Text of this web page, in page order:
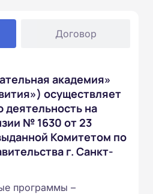
Договор
академия»
осуществляет
деятельность на
№ 1630 от 23
Комитетом по
г. Санкт-
программы –